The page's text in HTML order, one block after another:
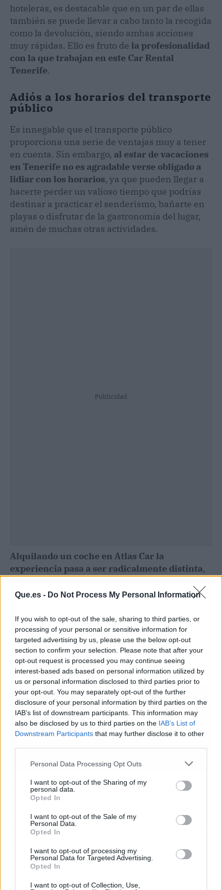
Que.es - Do Not Process My Personal Information
If you wish to opt-out of the sale, sharing to third parties, or
processing of your personal or sensitive information for
targeted advertising by us, please use the below opt-out
section to confirm your selection. Please note that after your
opt-out request is processed you may continue seeing
interest-based ads based on personal information utilized by
us or personal information disclosed to third parties prior to
your opt-out. You may separately opt-out of the further
disclosure of your personal information by third parties on the
IAB’s list of downstream participants. This information may
also be disclosed by us to third parties on the IAB’s List of
Downstream Participants that may further disclose it to other
Personal Data Processing Opt Outs
I want to opt-out of the Sharing of my
personal data.
Opted In
I want to opt-out of the Sale of my
Personal Data.
Opted In
I want to opt-out of processing my
Personal Data for Targeted Advertising.
Opted In
I want to opt-out of Collection, Use,
hoteleras, es destacable que en un par de ellas
también se puede llevar a cabo tanto la recogida
como la devolución, siendo ambas acciones
muy rápidas. Ello es fruto de la profesionalidad
con la que trabajan en este Car Rental
Tenerife.
Adiós a los horarios del transporte
público
Es innegable que el transporte público
proporciona una serie de ventajas muy a tener
en cuenta. Sin embargo, al estar de vacaciones
en Tenerife no es agradable verse obligado a
lidiar con los horarios, ya que pueden llegar a
hacerte perder un valioso tiempo que podrías
destinar a practicar el senderismo, bañarte en
playas o disfrutar de la gastronomía del lugar,
amén de muchas otras actividades.
Publicidad
Alquilando un coche en Atlas Car la
experiencia pasa a ser radicalmente distinta,
desplazamientos se llevan a cabo a la hora que
Comodidad y seguridad en estado
puro
Atlas Car destaca por ofrecer una flota muy
amplia, la cual va renovándose
constantemente. Ello se traduce en dos
aspectos positivos que no pueden pasarse por
alto. El primero se resume en el alto nivel de
seguridad, factor que valoran mucho sobre todo
los turistas que viajan a Tenerife en familia.